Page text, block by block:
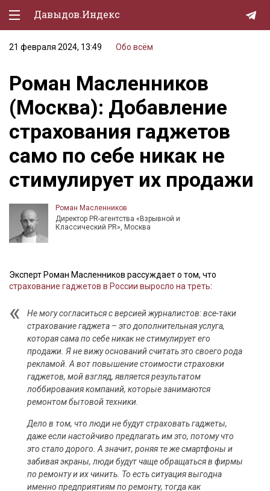
Давыдов.Индекс
Политическая жизнь
Экономика
Природа
Образование
Спорт
Культура
Lifestyle
Мурзилка
21 февраля 2024, 13:49 Обо всём
Роман Масленников
(Москва): Добавление
страхования гаджетов
само по себе никак не
стимулирует их продажи
Роман Масленников
Директор PR-агентства «Взрывной и
Классический PR», Москва
Эксперт Роман Масленников рассуждает о том, что
страхование гаджетов в России выросло на треть:
Не могу согласиться с версией журналистов: все-таки
страхование гаджета – это дополнительная услуга,
которая сама по себе никак не стимулирует его
продажи. Я не вижу оснований считать это своего рода
рекламой. А вот повышение стоимости страховки
гаджетов, мой взгляд, является результатом
лоббирования компаний, которые занимаются
ремонтом бытовой техники.
Дело в том, что люди не будут страховать гаджеты,
даже если настойчиво предлагать им это, потому что
это стало дорого. А значит, роняя те же смартфоны и
забивая экраны, люди будут чаще обращаться в фирмы
по ремонту и их чинить. То есть ситуация выгодна
именно предприятиям по ремонту, тогда как